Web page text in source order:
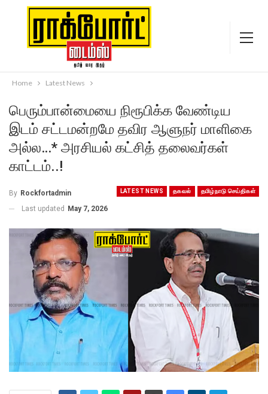
Home Latest News
பெரும்பான்மையை நிரூபிக்க வேண்டிய
இடம் சட்டமன்றமே தவிர ஆளுநர் மாளிகை
அல்ல…* அரசியல் கட்சித் தலைவர்கள்
காட்டம்..!
LATEST NEWS தகவல் தமிழ்நாடு செய்திகள்
By Rockfortadmin
Last updated May 7, 2026